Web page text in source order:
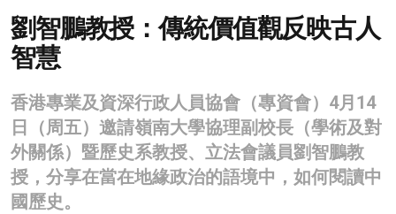
生活
健康
商業
科技
影片
名家榜
劉智鵬教授：傳統價值觀反映古人
智慧
香港專業及資深行政人員協會（專資會）4月14
日（周五）邀請嶺南大學協理副校長（學術及對
外關係）暨歷史系教授、立法會議員劉智鵬教
授，分享在當在地緣政治的語境中，如何閱讀中
國歷史。